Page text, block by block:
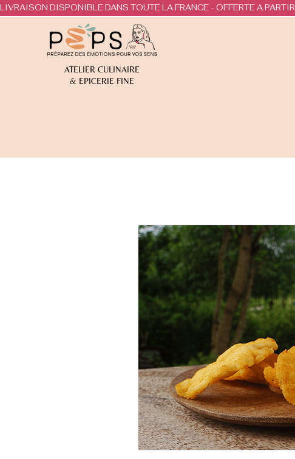
LIVRAISON DISPONIBLE DANS TOUTE LA FRANCE - OFFERTE A
ATELIER CULINAIRE
& EPICERIE FINE